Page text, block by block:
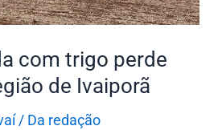
com trigo perde
de Ivaiporã
/ Da redação